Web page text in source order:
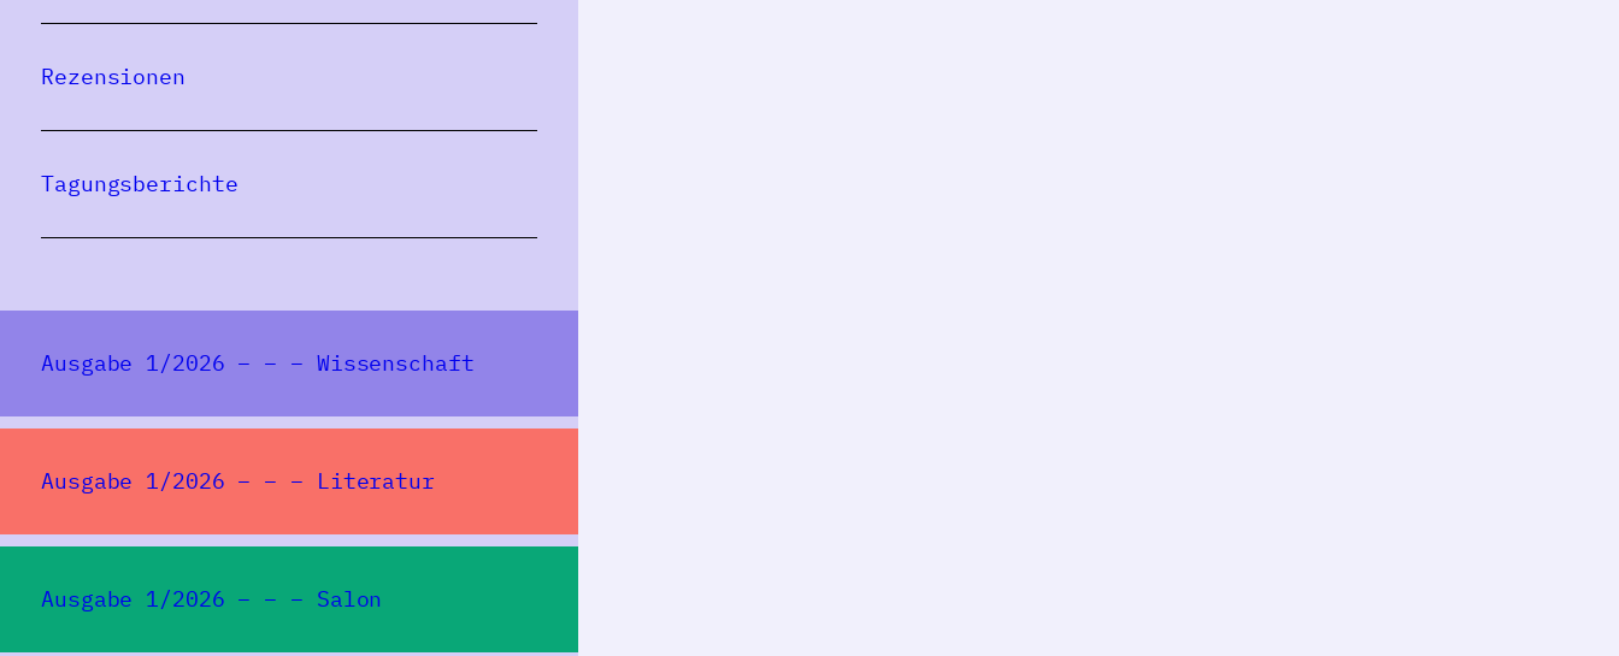
Rezensionen
Tagungsberichte
Ausgabe 1/2026 – – – Wissenschaft
Ausgabe 1/2026 – – – Literatur
Ausgabe 1/2026 – – – Salon